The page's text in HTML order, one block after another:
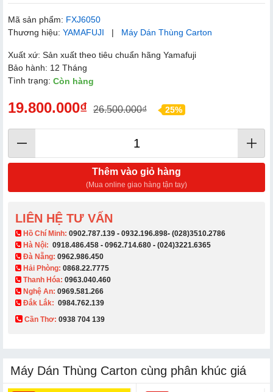
Mã sản phẩm: FXJ6050
Thương hiệu: YAMAFUJI | Máy Dán Thùng Carton
Xuất xứ: Sản xuất theo tiêu chuẩn hãng Yamafuji
Bảo hành: 12 Tháng
Tình trạng: Còn hàng
19.800.000₫ 26.500.000₫ 25%
Thêm vào giỏ hàng
(Mua online giao hàng tận tay)
LIÊN HỆ TƯ VẤN
​ Hồ Chí Minh: 0902.787.139 - 0932.196.898- (028)3510.2786
Hà Nội: 0918.486.458 - 0962.714.680 - (024)3221.6365
Đà Nẵng: 0962.986.450
Hải Phòng: 0868.22.7775
Thanh Hóa: 0963.040.460
Nghệ An: 0969.581.266
Đắk Lắk: 0984.762.139
Cần Thơ: 0938 704 139​
Máy Dán Thùng Carton cùng phân khúc giá